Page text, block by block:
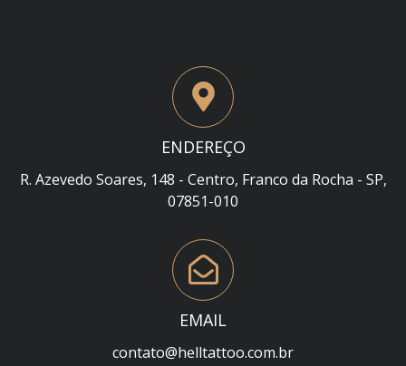
ENDEREÇO
R. Azevedo Soares, 148 - Centro, Franco da Rocha - SP,
07851-010
EMAIL
contato@helltattoo.com.br